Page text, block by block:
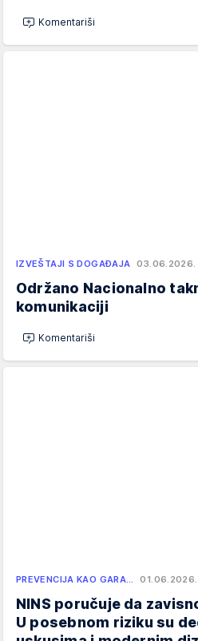
Komentariši
IZVEŠTAJI S DOGAĐAJA 03.06.2026.
Održano Nacionalno
komunikaciji
Komentariši
PREVENCIJA KAO GARA… 01.06.2026.
NINS poručuje da
U posebnom riziku su